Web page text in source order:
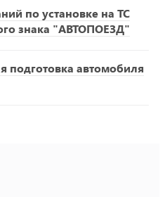
по установке на ТС
знака "АВТОПОЕЗД"
подготовка автомобиля